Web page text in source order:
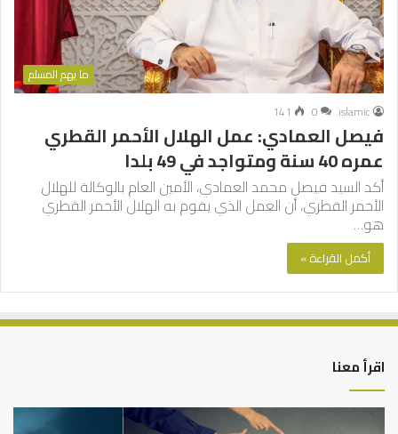
ما يهم المسلم
islamic
0
141
فيصل العمادي: عمل الهلال الأحمر القطري
عمره 40 سنة ومتواجد في 49 بلدا
أكد السيد فيصل محمد العمادي، الأمين العام بالوكالة للهلال
الأحمر القطري، أن العمل الذي يقوم به الهلال الأحمر القطري
هو…
أكمل القراءة »
اقرأ معنا
التوازن